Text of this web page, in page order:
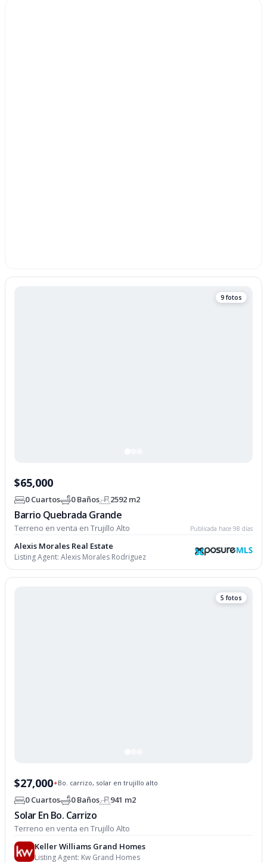
9 fotos
$65,000
0 Cuartos 0 Baños 2592 m2
Barrio Quebrada Grande
Terreno en venta en Trujillo Alto Publicada hace 98 días
Alexis Morales Real Estate
Listing Agent:Alexis Morales Rodriguez
5 fotos
$27,000✦Bo. carrizo, solar en trujillo alto
0 Cuartos 0 Baños 941 m2
Solar En Bo. Carrizo
Terreno en venta en Trujillo Alto
Keller Williams Grand Homes
Listing Agent: Kw Grand Homes